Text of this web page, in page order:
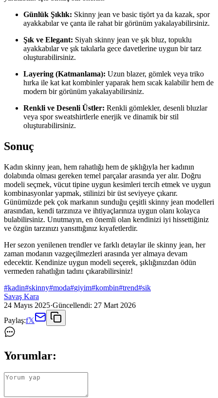
Günlük Şıklık: Skinny jean ve basic tişört ya da kazak, spor
ayakkabılar ve çanta ile rahat bir görünüm yakalayabilirsiniz.
Şık ve Elegant: Siyah skinny jean ve şık bluz, topuklu
ayakkabılar ve şık takılarla gece davetlerine uygun bir tarz
oluşturabilirsiniz.
Layering (Katmanlama): Uzun blazer, gömlek veya triko
hırka ile kat kat kombinler yaparak hem sıcak kalabilir hem de
modern bir görünüm yakalayabilirsiniz.
Renkli ve Desenli Üstler: Renkli gömlekler, desenli bluzlar
veya spor sweatshirtlerle enerjik ve dinamik bir stil
oluşturabilirsiniz.
Sonuç
Kadın skinny jean, hem rahatlığı hem de şıklığıyla her kadının
dolabında olması gereken temel parçalar arasında yer alır. Doğru
modeli seçmek, vücut tipine uygun kesimleri tercih etmek ve uygun
kombinasyonlar yapmak, stilinizi bir üst seviyeye çıkarır.
Günümüzde pek çok markanın sunduğu çeşitli skinny jean modelleri
arasından, kendi tarzınıza ve ihtiyaçlarınıza uygun olanı kolayca
bulabilirsiniz. Unutmayın, en önemli olan kendinizi iyi hissettiğiniz
ve özgün tarzınızı yansıttığınız kıyafetlerdir.
Her sezon yenilenen trendler ve farklı detaylar ile skinny jean, her
zaman modanın vazgeçilmezleri arasında yer almaya devam
edecektir. Kendinize uygun modeli seçerek, şıklığınızdan ödün
vermeden rahatlığın tadını çıkarabilirsiniz!
#kadin#skinny#moda#giyim#kombin#trend#sik
Savaş Kara
24 Mayıs 2025·Güncellendi: 27 Mart 2026
Paylaş:f𝕏
Yorumlar: